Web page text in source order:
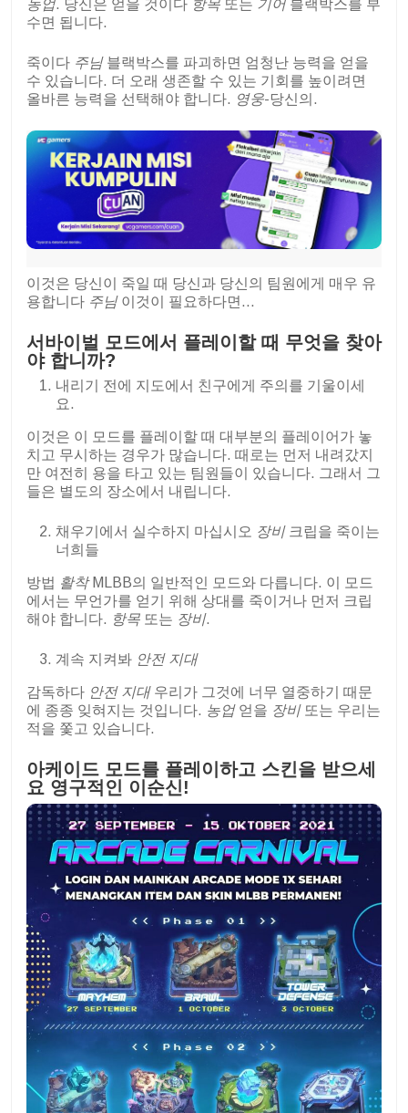
농업. 당신은 얻을 것이다 항목 또는 기어 블랙박스를 부
수면 됩니다.
죽이다 주님블랙박스를 파괴하면 엄청난 능력을 얻을
수 있습니다. 더 오래 생존할 수 있는 기회를 높이려면
올바른 능력을 선택해야 합니다. 영웅-당신의.
이것은 당신이 죽일 때 당신과 당신의 팀원에게 매우 유
용합니다 주님이것이 필요하다면...
서바이벌 모드에서 플레이할 때 무엇을 찾아
야 합니까?
내리기 전에 지도에서 친구에게 주의를 기울이세
요.
이것은 이 모드를 플레이할 때 대부분의 플레이어가 놓
치고 무시하는 경우가 많습니다. 때로는 먼저 내려갔지
만 여전히 용을 타고 있는 팀원들이 있습니다. 그래서 그
들은 별도의 장소에서 내립니다.
채우기에서 실수하지 마십시오 장비크립을 죽이는
너희들
방법 활착MLBB의 일반적인 모드와 다릅니다. 이 모드
에서는 무언가를 얻기 위해 상대를 죽이거나 먼저 크립
해야 합니다. 항목 또는 장비.
계속 지켜봐 안전 지대
감독하다 안전 지대우리가 그것에 너무 열중하기 때문
에 종종 잊혀지는 것입니다. 농업얻을 장비또는 우리는
적을 쫓고 있습니다.
아케이드 모드를 플레이하고 스킨을 받으세
요 영구적인 이순신!